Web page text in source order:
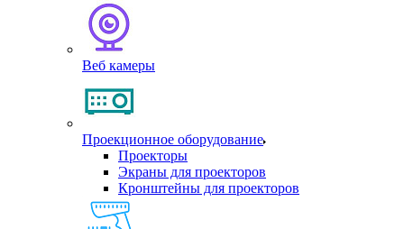
Веб камеры
Проекционное оборудование
Проекторы
Экраны для проекторов
Кронштейны для проекторов